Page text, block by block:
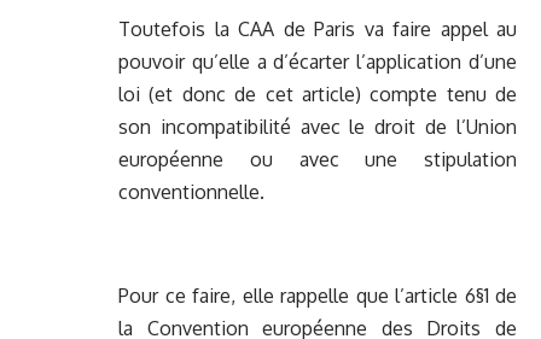
Toutefois la CAA de Paris va faire appel au
pouvoir qu’elle a d’écarter l’application d’une
loi (et donc de cet article) compte tenu de
son incompatibilité avec le droit de l’Union
européenne ou avec une stipulation
conventionnelle.
Pour ce faire, elle rappelle que l’article 6§1 de
la Convention européenne des Droits de